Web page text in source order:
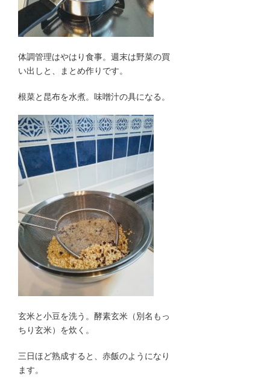
体調管理はやはり食事。週末は野菜の買
い出しと、まとめ作りです。
根菜と昆布を水煮。味噌汁の具になる。
玄米と小豆を洗う。酵素玄米（別名もっ
ちり玄米）を炊く。
三日ほど熟成すると、赤飯のようになり
ます。